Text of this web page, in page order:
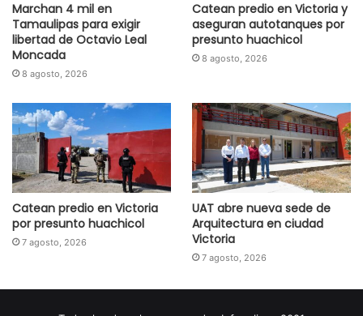
Marchan 4 mil en
Tamaulipas para exigir
libertad de Octavio Leal
Moncada
8 agosto, 2026
Catean predio en Victoria y
aseguran autotanques por
presunto huachicol
8 agosto, 2026
Catean predio en Victoria
por presunto huachicol
7 agosto, 2026
UAT abre nueva sede de
Arquitectura en ciudad
Victoria
7 agosto, 2026